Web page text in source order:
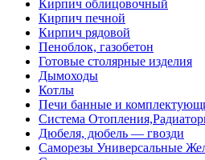
Кирпич облицовочный
Кирпич печной
Кирпич рядовой
Пеноблок, газобетон
Готовые столярные изделия
Дымоходы
Котлы
Печи банные и
Система
Дюбеля, дюбель — гвозди
Саморезы Универсальные